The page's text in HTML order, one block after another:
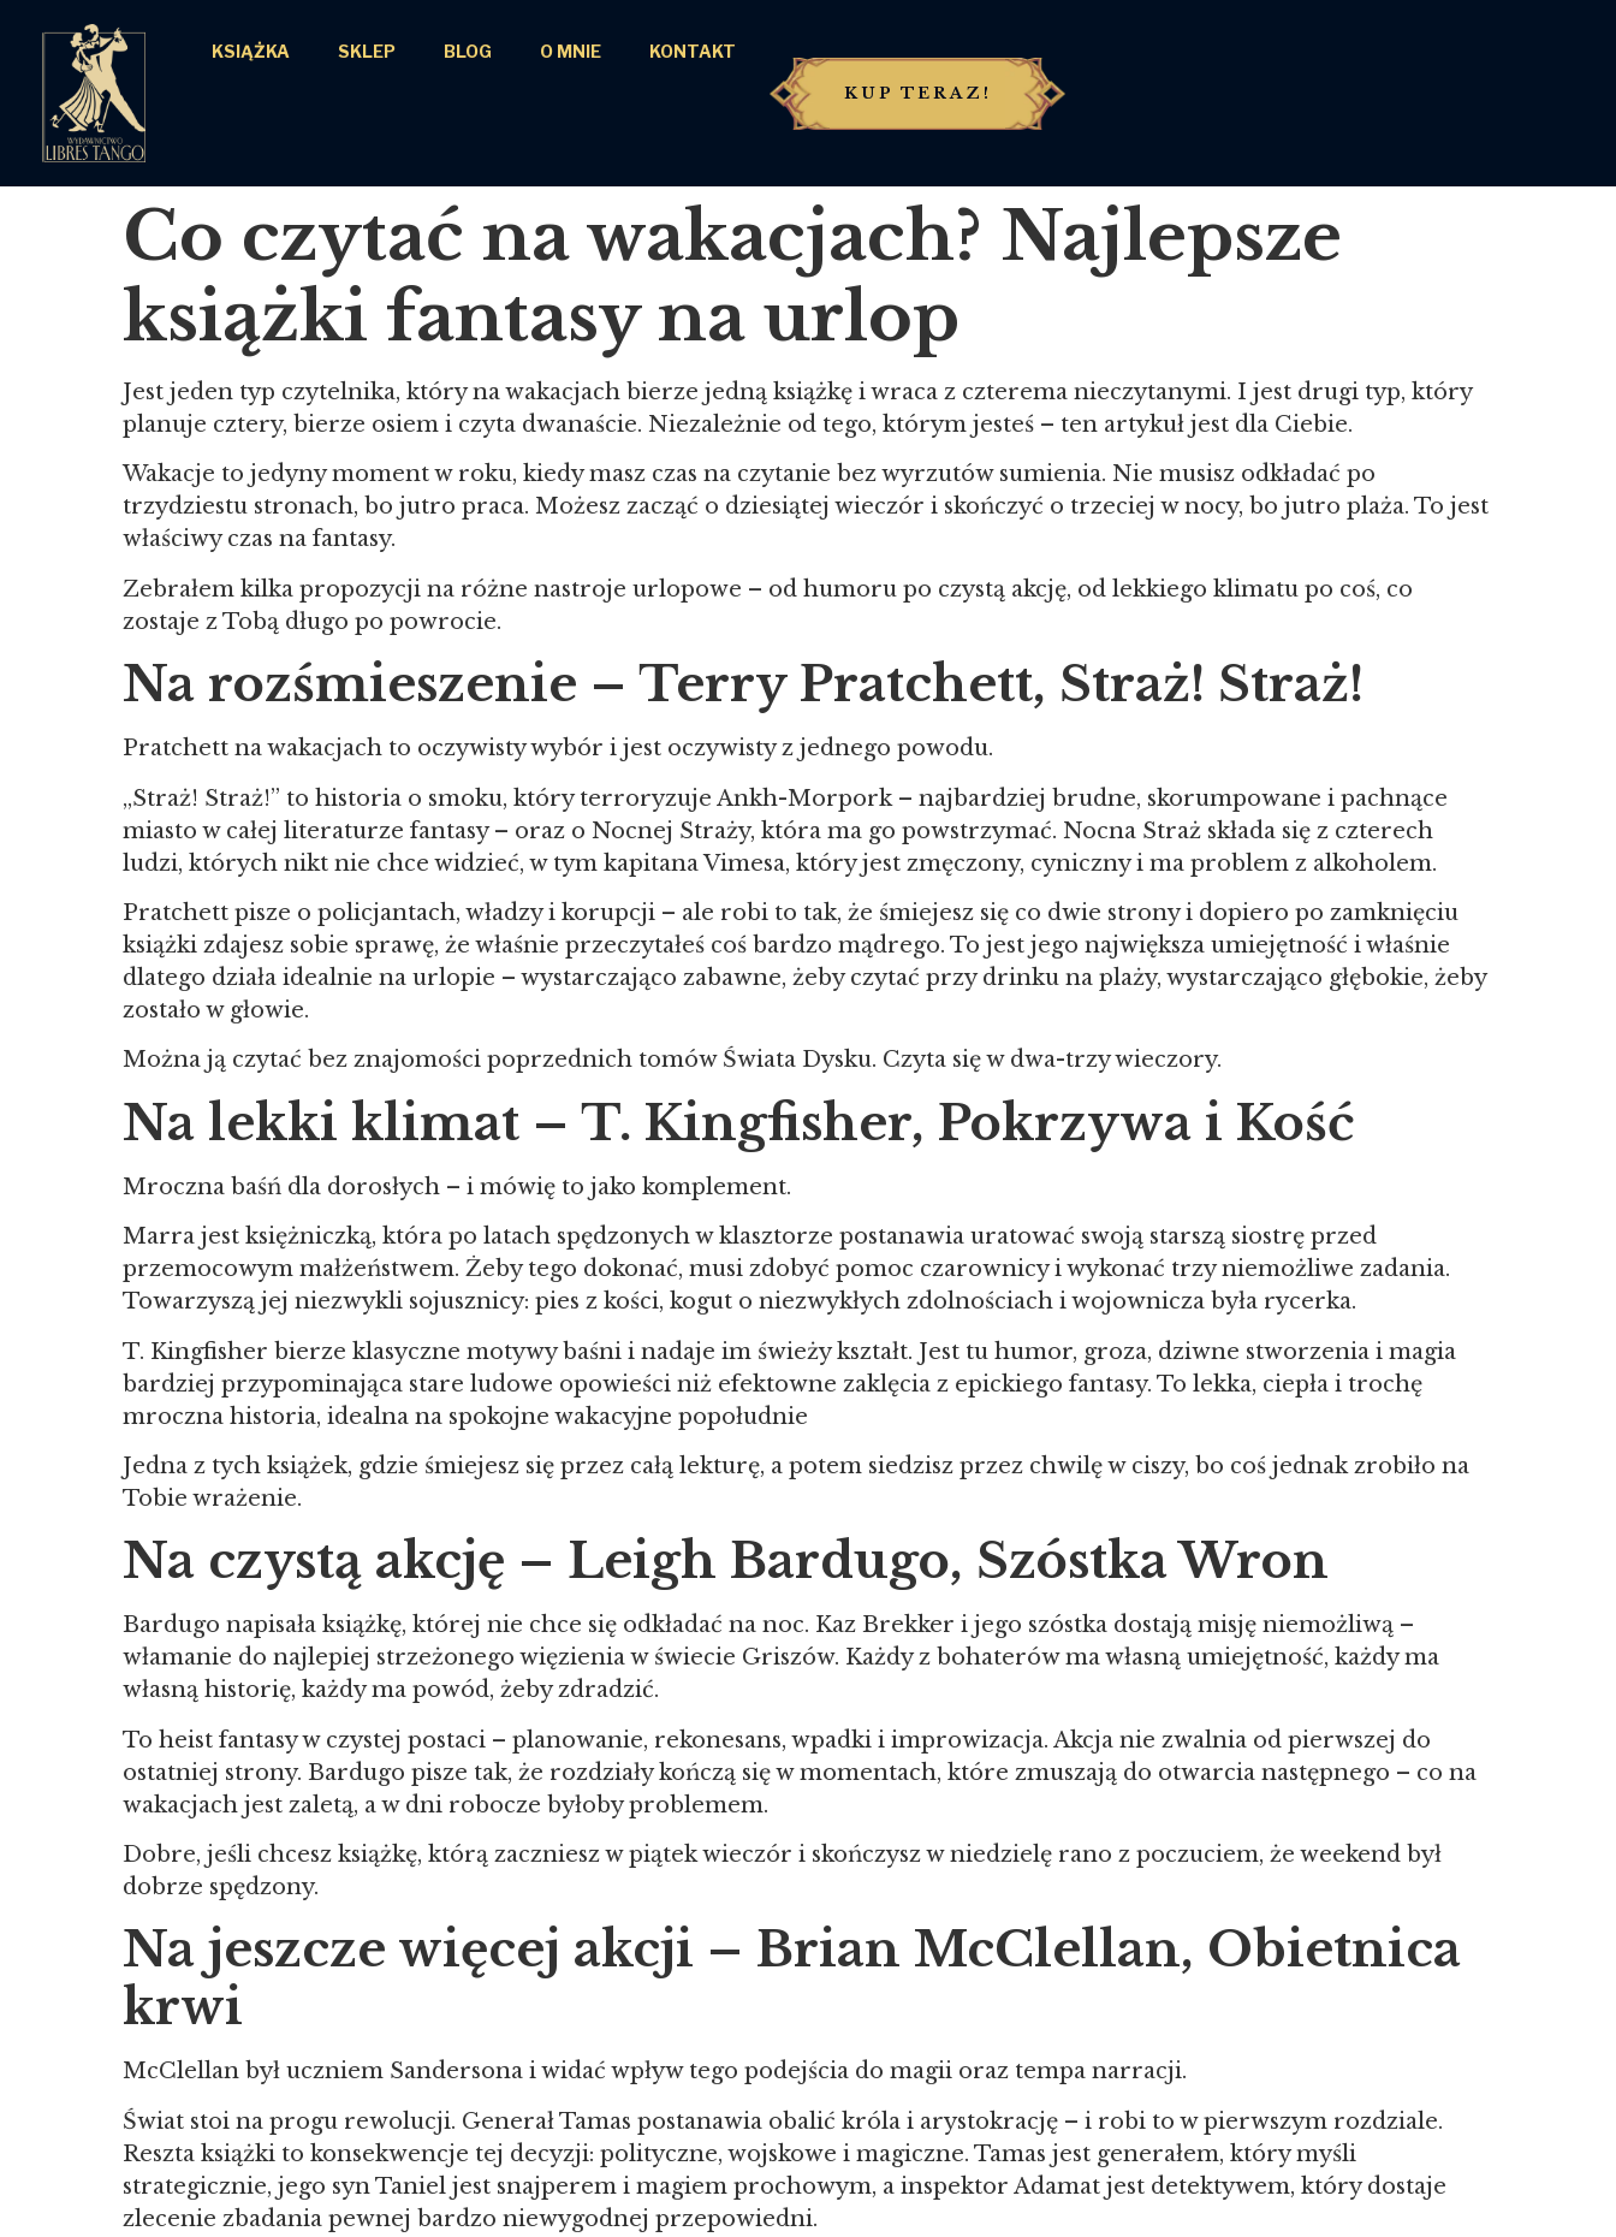
KSIĄŻKA SKLEP BLOG O MNIE KONTAKT
KUP TERAZ!
Co czytać na wakacjach? Najlepsze
książki fantasy na urlop
Jest jeden typ czytelnika, który na wakacjach bierze jedną książkę i wraca z czterema nieczytanymi. I jest drugi typ, który
planuje cztery, bierze osiem i czyta dwanaście. Niezależnie od tego, którym jesteś – ten artykuł jest dla Ciebie.
Wakacje to jedyny moment w roku, kiedy masz czas na czytanie bez wyrzutów sumienia. Nie musisz odkładać po
trzydziestu stronach, bo jutro praca. Możesz zacząć o dziesiątej wieczór i skończyć o trzeciej w nocy, bo jutro plaża. To jest
właściwy czas na fantasy.
Zebrałem kilka propozycji na różne nastroje urlopowe – od humoru po czystą akcję, od lekkiego klimatu po coś, co
zostaje z Tobą długo po powrocie.
Na rozśmieszenie – Terry Pratchett, Straż! Straż!
Pratchett na wakacjach to oczywisty wybór i jest oczywisty z jednego powodu.
„Straż! Straż!” to historia o smoku, który terroryzuje Ankh-Morpork – najbardziej brudne, skorumpowane i pachnące
miasto w całej literaturze fantasy – oraz o Nocnej Straży, która ma go powstrzymać. Nocna Straż składa się z czterech
ludzi, których nikt nie chce widzieć, w tym kapitana Vimesa, który jest zmęczony, cyniczny i ma problem z alkoholem.
Pratchett pisze o policjantach, władzy i korupcji – ale robi to tak, że śmiejesz się co dwie strony i dopiero po zamknięciu
książki zdajesz sobie sprawę, że właśnie przeczytałeś coś bardzo mądrego. To jest jego największa umiejętność i właśnie
dlatego działa idealnie na urlopie – wystarczająco zabawne, żeby czytać przy drinku na plaży, wystarczająco głębokie, żeby
zostało w głowie.
Można ją czytać bez znajomości poprzednich tomów Świata Dysku. Czyta się w dwa-trzy wieczory.
Na lekki klimat – T. Kingfisher, Pokrzywa i Kość
Mroczna baśń dla dorosłych – i mówię to jako komplement.
Marra jest księżniczką, która po latach spędzonych w klasztorze postanawia uratować swoją starszą siostrę przed
przemocowym małżeństwem. Żeby tego dokonać, musi zdobyć pomoc czarownicy i wykonać trzy niemożliwe zadania.
Towarzyszą jej niezwykli sojusznicy: pies z kości, kogut o niezwykłych zdolnościach i wojownicza była rycerka.
T. Kingfisher bierze klasyczne motywy baśni i nadaje im świeży kształt. Jest tu humor, groza, dziwne stworzenia i magia
bardziej przypominająca stare ludowe opowieści niż efektowne zaklęcia z epickiego fantasy. To lekka, ciepła i trochę
mroczna historia, idealna na spokojne wakacyjne popołudnie
Jedna z tych książek, gdzie śmiejesz się przez całą lekturę, a potem siedzisz przez chwilę w ciszy, bo coś jednak zrobiło na
Tobie wrażenie.
Na czystą akcję – Leigh Bardugo, Szóstka Wron
Bardugo napisała książkę, której nie chce się odkładać na noc. Kaz Brekker i jego szóstka dostają misję niemożliwą –
włamanie do najlepiej strzeżonego więzienia w świecie Griszów. Każdy z bohaterów ma własną umiejętność, każdy ma
własną historię, każdy ma powód, żeby zdradzić.
To heist fantasy w czystej postaci – planowanie, rekonesans, wpadki i improwizacja. Akcja nie zwalnia od pierwszej do
ostatniej strony. Bardugo pisze tak, że rozdziały kończą się w momentach, które zmuszają do otwarcia następnego – co na
wakacjach jest zaletą, a w dni robocze byłoby problemem.
Dobre, jeśli chcesz książkę, którą zaczniesz w piątek wieczór i skończysz w niedzielę rano z poczuciem, że weekend był
dobrze spędzony.
Na jeszcze więcej akcji – Brian McClellan, Obietnica
krwi
McClellan był uczniem Sandersona i widać wpływ tego podejścia do magii oraz tempa narracji.
Świat stoi na progu rewolucji. Generał Tamas postanawia obalić króla i arystokrację – i robi to w pierwszym rozdziale.
Reszta książki to konsekwencje tej decyzji: polityczne, wojskowe i magiczne. Tamas jest generałem, który myśli
strategicznie, jego syn Taniel jest snajperem i magiem prochowym, a inspektor Adamat jest detektywem, który dostaje
zlecenie zbadania pewnej bardzo niewygodnej przepowiedni.